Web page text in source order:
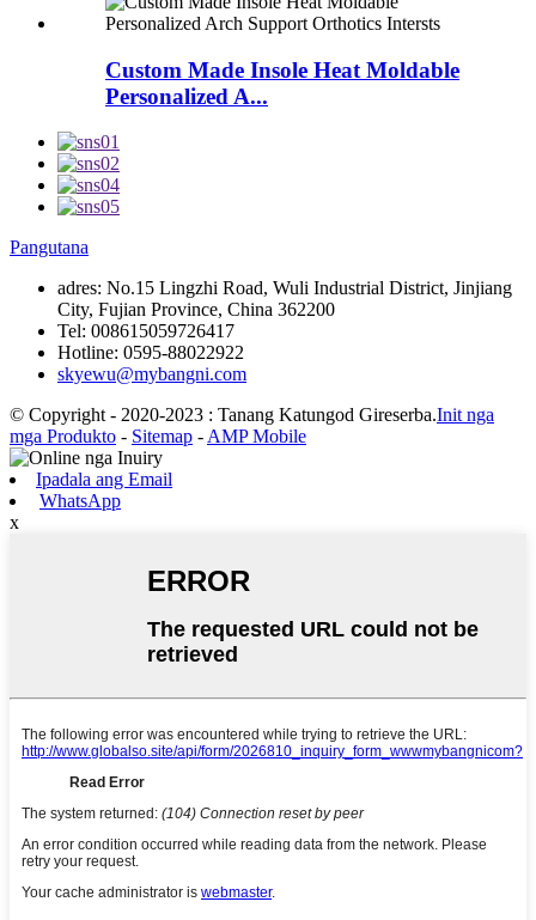
Custom Made Insole Heat Moldable
Personalized A...
Pangutana
adres: No.15 Lingzhi Road, Wuli Industrial District, Jinjiang
City, Fujian Province, China 362200
Tel: 008615059726417
Hotline: 0595-88022922
skyewu@mybangni.com
© Copyright - 2020-2023 : Tanang Katungod Gireserba.Init nga
mga Produkto - Sitemap - AMP Mobile
Ipadala ang Email
WhatsApp
x